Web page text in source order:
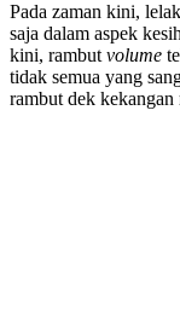
Pada zaman kini,
saja dalam aspek
kini, rambut volume
tidak semua yang
rambut dek kekangan